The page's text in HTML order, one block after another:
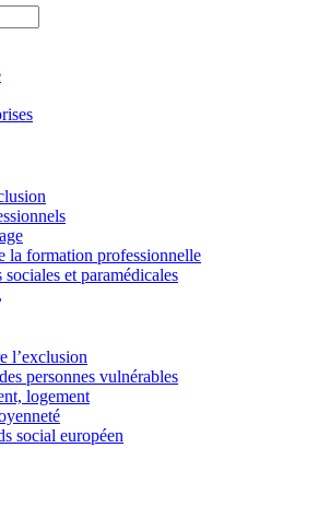
la formation professionnelle
et paramédicales
l’exclusion
personnes vulnérables
logement
social européen